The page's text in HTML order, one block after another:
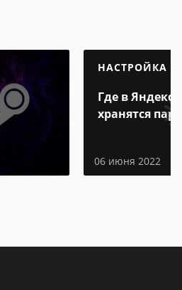
НАСТРОЙКА
Где в Яндекс
хранятся
06 июня 2022